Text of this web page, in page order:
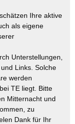
Ihre aktive
als eigene
Unterstellungen,
Links. Solche
werden
TE liegt. Bitte
Mitternacht und
zu
Dank für Ihr